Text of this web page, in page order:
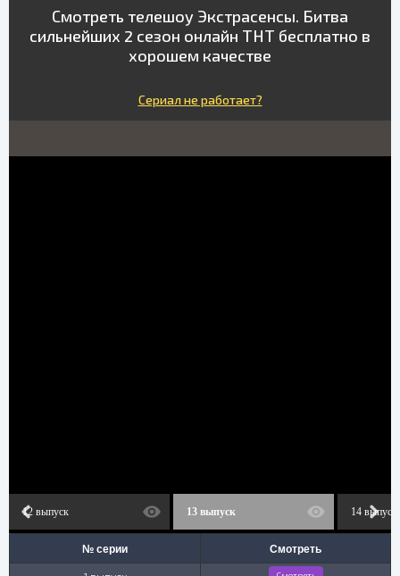
Смотреть телешоу Экстрасенсы. Битва
сильнейших 2 сезон онлайн ТНТ бесплатно в
хорошем качестве
Сериал не работает?
12 выпуск 13 выпуск 14 выпуск
№ серии Смотреть